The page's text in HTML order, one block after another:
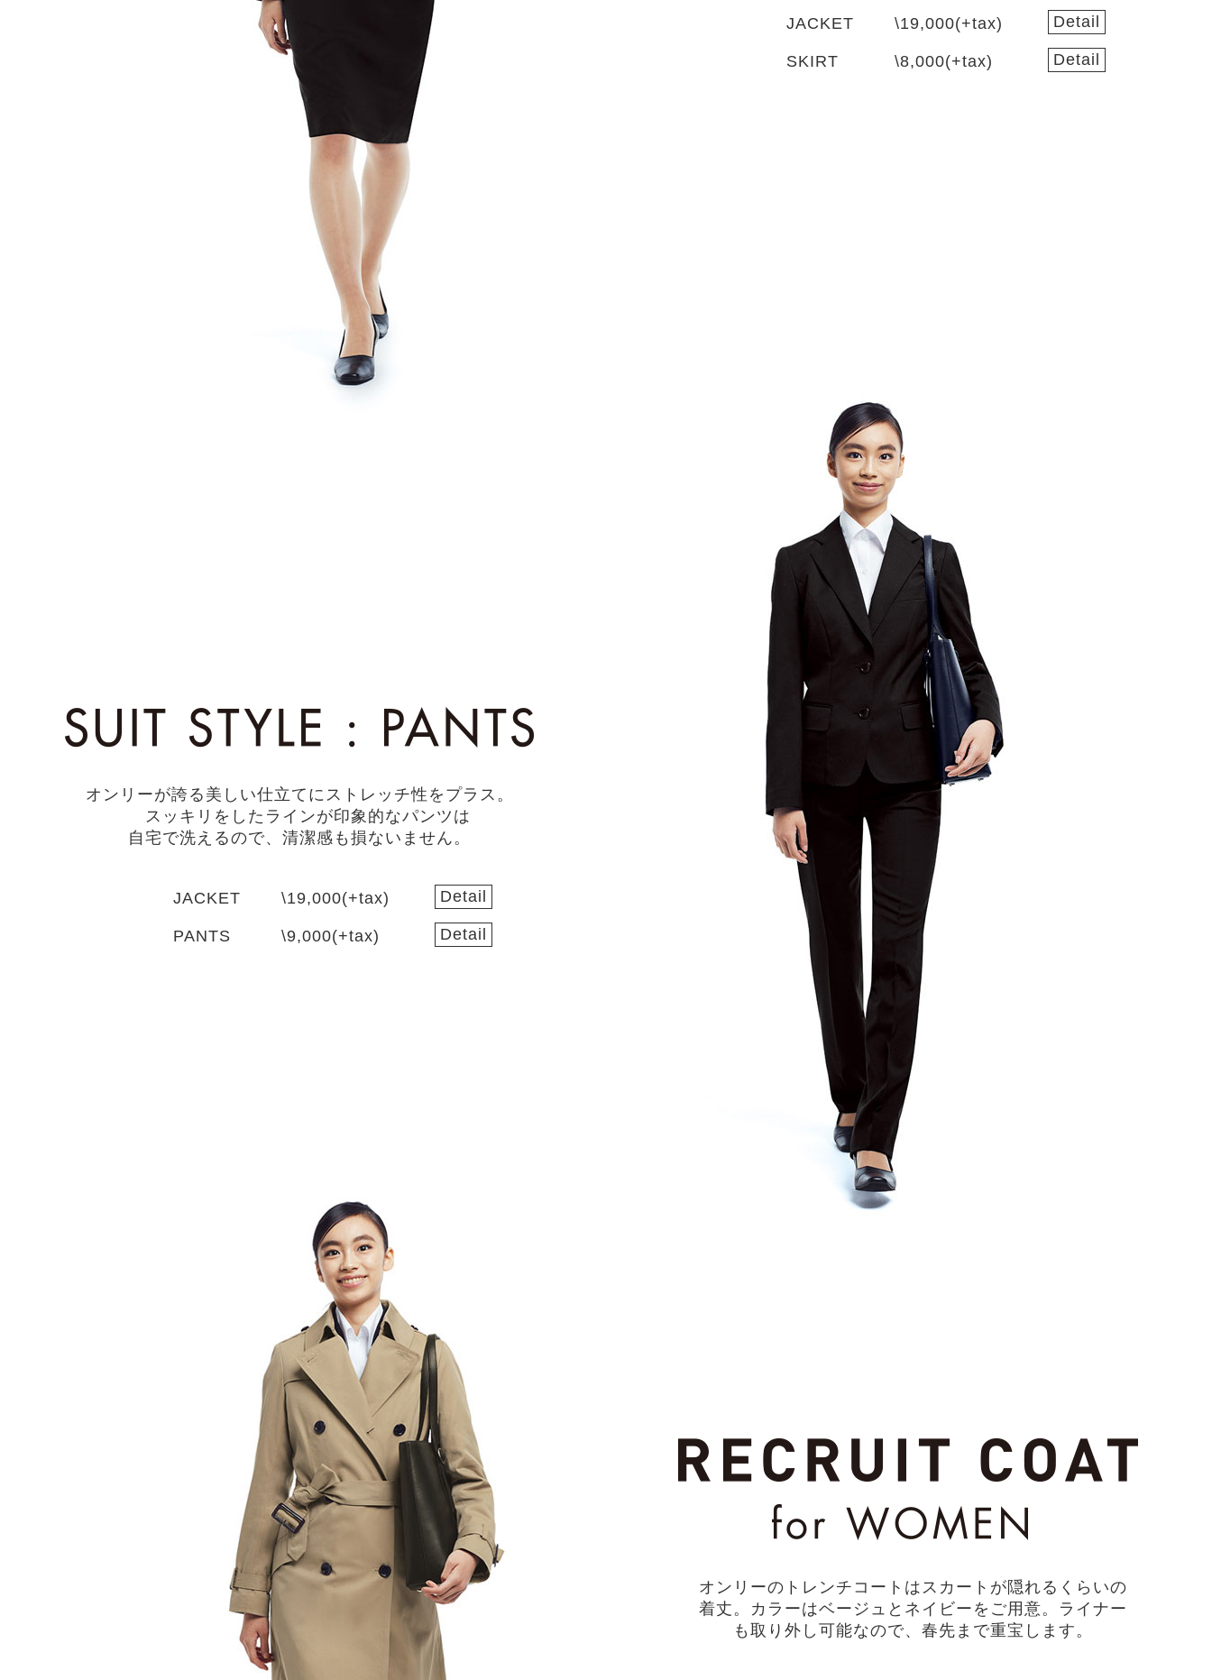
JACKET \19,000(+tax) Detail
SKIRT \8,000(+tax) Detail
オンリーが誇る美しい仕立てにストレッチ性をプラス。
スッキリをしたラインが印象的なパンツは
自宅で洗えるので、清潔感も損ないません。
JACKET \19,000(+tax) Detail
PANTS \9,000(+tax) Detail
オンリーのトレンチコートはスカートが隠れるくらいの
着丈。カラーはベージュとネイビーをご用意。ライナー
も取り外し可能なので、春先まで重宝します。